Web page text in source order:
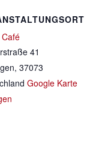
41
, 37073
Google Karte